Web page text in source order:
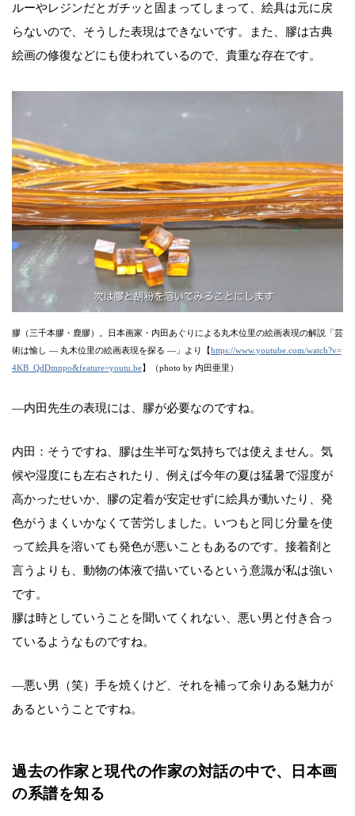
ルーやレジンだとガチッと固まってしまって、絵具は元に戻
らないので、そうした表現はできないです。また、膠は古典
絵画の修復などにも使われているので、貴重な存在です。
膠（三千本膠・鹿膠）。日本画家・内田あぐりによる丸木位里の絵画表現の解説「芸
術は愉し ― 丸木位里の絵画表現を探る ―」より【https://www.youtube.com/watch?v=
4KB_QdDmnpo&feature=youtu.be】（photo by 内田亜里）
―内田先生の表現には、膠が必要なのですね。
内田：そうですね、膠は生半可な気持ちでは使えません。気
候や湿度にも左右されたり、例えば今年の夏は猛暑で湿度が
高かったせいか、膠の定着が安定せずに絵具が動いたり、発
色がうまくいかなくて苦労しました。いつもと同じ分量を使
って絵具を溶いても発色が悪いこともあるのです。接着剤と
言うよりも、動物の体液で描いているという意識が私は強い
です。
膠は時としていうことを聞いてくれない、悪い男と付き合っ
ているようなものですね。
―悪い男（笑）手を焼くけど、それを補って余りある魅力が
あるということですね。
過去の作家と現代の作家の対話の中で、日本画
の系譜を知る